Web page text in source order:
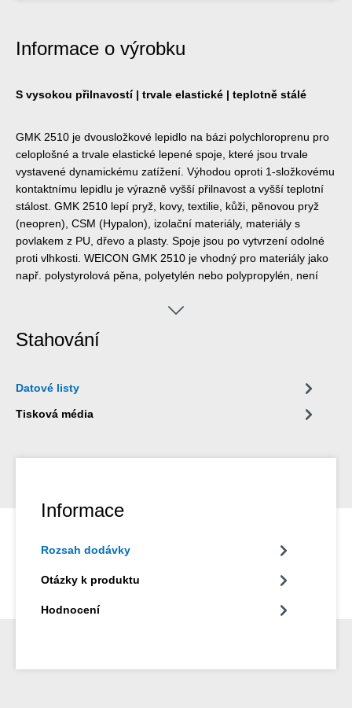
Informace o výrobku
S vysokou přilnavostí | trvale elastické | teplotně stálé
GMK 2510 je dvousložkové lepidlo na bázi polychloroprenu pro
celoplošné a trvale elastické lepené spoje, které jsou trvale
vystavené dynamickému zatížení. Výhodou oproti 1-složkovému
kontaktnímu lepidlu je výrazně vyšší přilnavost a vyšší teplotní
stálost. GMK 2510 lepí pryž, kovy, textilie, kůži, pěnovou pryž
(neopren), CSM (Hypalon), izolační materiály, materiály s
povlakem z PU, dřevo a plasty. Spoje jsou po vytvrzení odolné
proti vlhkosti. WEICON GMK 2510 je vhodný pro materiály jako
např. polystyrolová pěna, polyetylén nebo polypropylén, není
Stahování
Datové listy
Tisková média
Informace
Rozsah dodávky
Otázky k produktu
Hodnocení